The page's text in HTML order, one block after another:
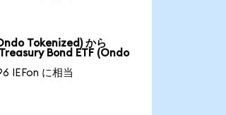
Tokenized) から
Bond ETF (Ondo
IEFon に相当